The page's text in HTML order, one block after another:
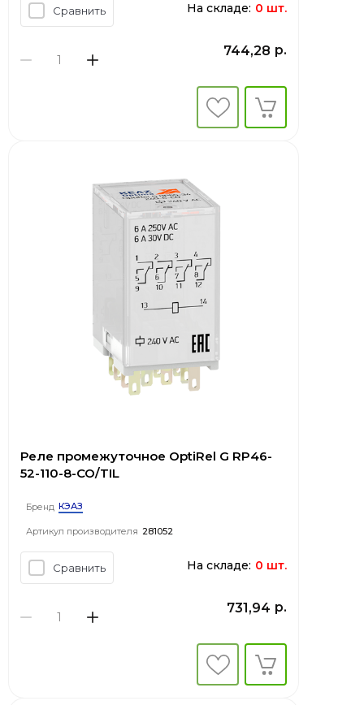
Сравнить На складе: 0 шт.
744,28 р.
Реле промежуточное OptiRel G RP46-
52-110-8-CO/TIL
Бренд КЭАЗ
Артикул производителя 281052
Сравнить На складе: 0 шт.
731,94 р.